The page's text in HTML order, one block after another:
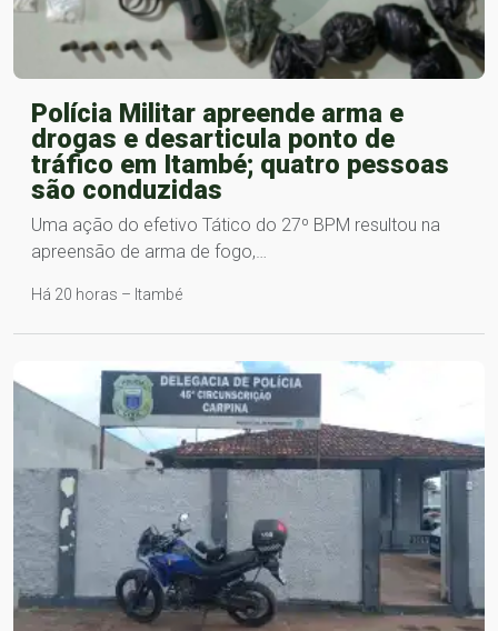
Polícia Militar apreende arma e
drogas e desarticula ponto de
tráfico em Itambé; quatro pessoas
são conduzidas
Uma ação do efetivo Tático do 27º BPM resultou na
apreensão de arma de fogo,…
Há 20 horas – Itambé